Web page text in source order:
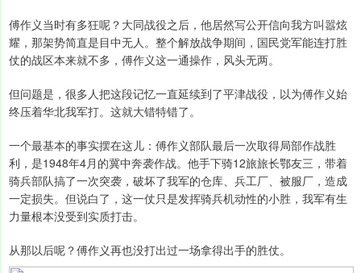
傅作义当时有多狂呢？大同战役之后，他居然写公开信向我方叫嚣炫
耀，那架势简直是目中无人。整个解放战争期间，国民党军能连打胜
仗的战区本来就不多，傅作义这一通操作，风头无两。
但问题是，很多人把这段记忆一直延续到了平津战役，以为傅作义始
终压着华北我军打。这就大错特错了。
一个最基本的事实摆在这儿：傅作义部队最后一次取得局部作战胜
利，是1948年4月的冀中奔袭作战。他手下骑12旅旅长鄂友三，带着
骑兵部队搞了一次突袭，破坏了我军的仓库、兵工厂、被服厂，造成
一定损失。但说白了，这一仗只是发挥骑兵机动性的小胜，我军有生
力量根本没受到实质打击。
从那以后呢？傅作义再也没打出过一场拿得出手的胜仗。